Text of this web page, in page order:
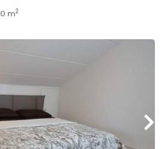
0 m2